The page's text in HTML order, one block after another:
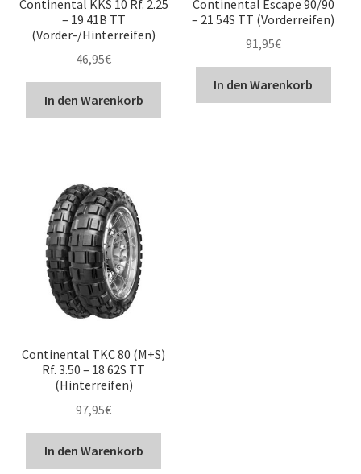
Continental KKS 10 Rf. 2.25
– 19 41B TT
(Vorder-/Hinterreifen)
46,95€
In den Warenkorb
Continental Escape 90/90
– 21 54S TT (Vorderreifen)
91,95€
In den Warenkorb
Continental TKC 80 (M+S)
Rf. 3.50 – 18 62S TT
(Hinterreifen)
97,95€
In den Warenkorb